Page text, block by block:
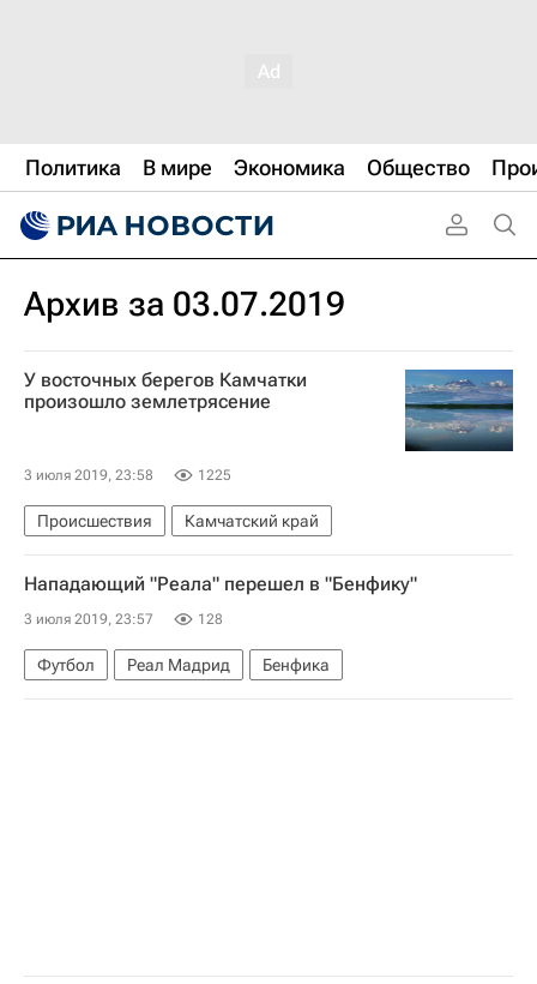
Политика В мире Экономика Общество
Архив за 03.07.2019
У восточных берегов Камчатки
произошло землетрясение
3 июля 2019, 23:58 1225
Происшествия Камчатский край
Нападающий "Реала" перешел в "Бенфику"
3 июля 2019, 23:57 128
Футбол Реал Мадрид Бенфика